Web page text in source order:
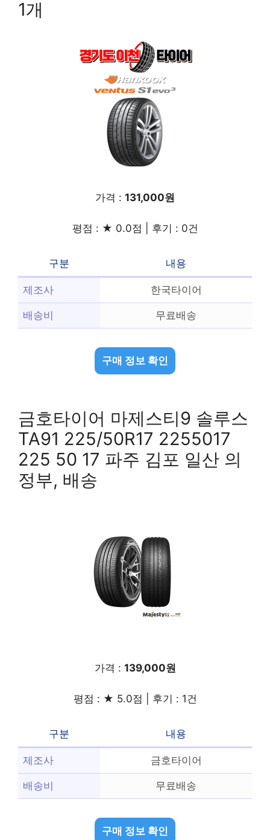
1개
가격 : 131,000원
평점 : ★ 0.0점 | 후기 : 0건
구분 내용
제조사 한국타이어
배송비 무료배송
구매 정보 확인
금호타이어 마제스티9 솔루스
TA91 225/50R17 2255017
225 50 17 파주 김포 일산 의
정부, 배송
가격 : 139,000원
평점 : ★ 5.0점 | 후기 : 1건
구분 내용
제조사 금호타이어
배송비 무료배송
구매 정보 확인